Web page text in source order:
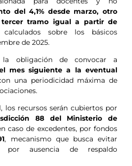
del 4,1% desde marzo, otro
tramo igual a partir de
sobre los básicos
de 2025.
la obligación de convocar a
mes siguiente a la eventual
una periodicidad máxima de
los recursos serán cubiertos por
88 del Ministerio de
caso de excedentes, por fondos
, mecanismo que busca evitar
por ausencia de respaldo